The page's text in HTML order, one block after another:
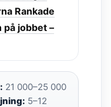
Rankade
på jobbet –
21 000–25 000
5–12